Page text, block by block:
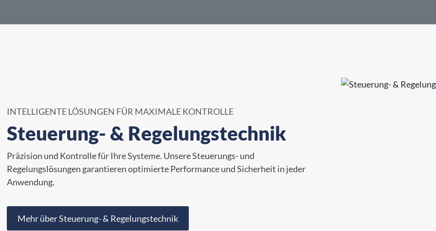
INTELLIGENTE LÖSUNGEN FÜR MAXIMALE KONTROLLE
Steuerung- & Regelungstechnik
Präzision und Kontrolle für Ihre Systeme. Unsere Steuerungs- und
Regelungslösungen garantieren optimierte Performance und Sicherheit in jeder
Anwendung.
Mehr über Steuerung- & Regelungstechnik